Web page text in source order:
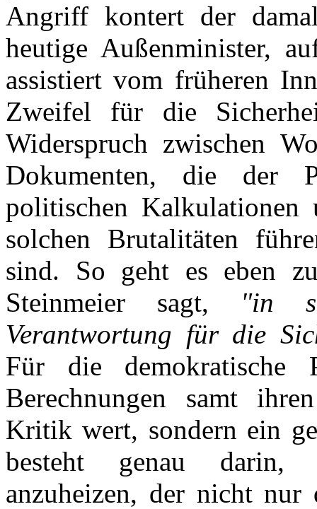
Angriff kontert der
heutige Außenminister,
assistiert vom früheren
Zweifel für die
Widerspruch zwischen
Dokumenten, die der
politischen Kalkulationen
solchen Brutalitäten
sind. So geht es eben
Steinmeier sagt,
"in
Verantwortung für die
Für die demokratische
Berechnungen samt
Kritik wert, sondern ein
besteht genau darin,
anzuheizen, der nicht